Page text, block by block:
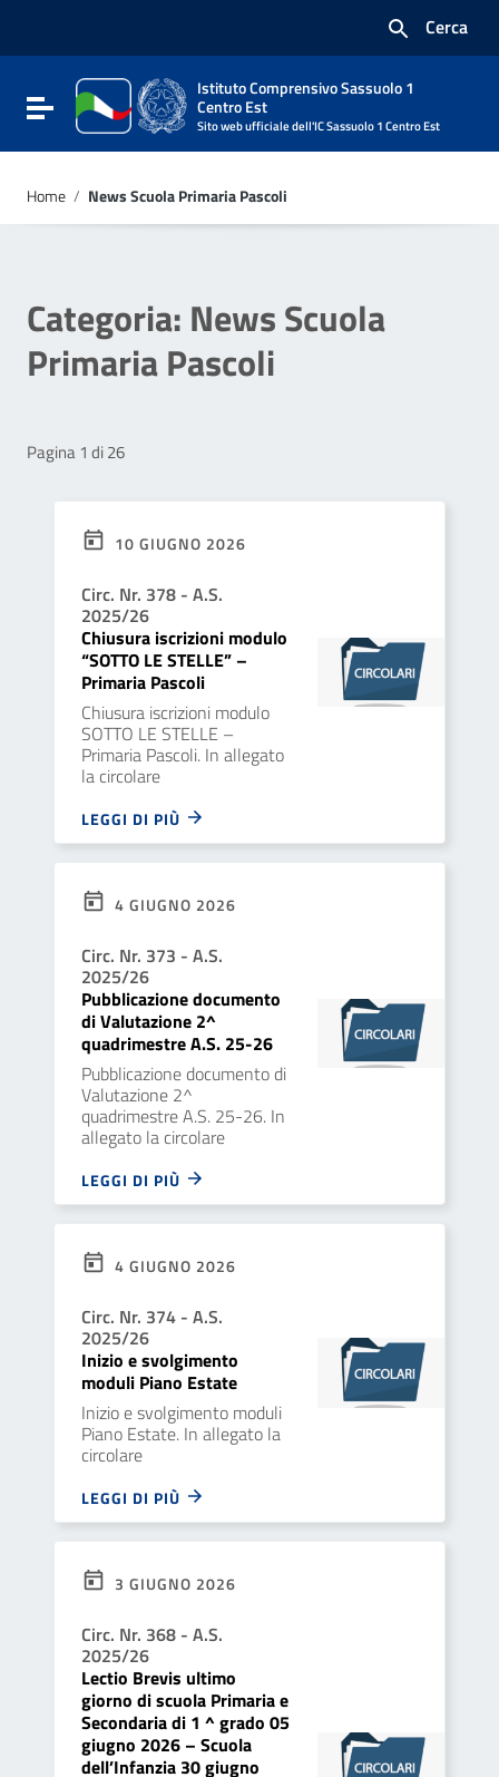
Vai al footer
Cerca
Attiva / disattiva la navigazione
Istituto Comprensivo Sassuolo 1
Centro Est
Sito web ufficiale dell'IC Sassuolo 1 Centro Est
Home / News Scuola Primaria Pascoli
Categoria: News Scuola
Primaria Pascoli
Pagina 1 di 26
10 GIUGNO 2026
Circ. Nr. 378 - A.S.
2025/26
Chiusura iscrizioni modulo
“SOTTO LE STELLE” –
Primaria Pascoli
Chiusura iscrizioni modulo
SOTTO LE STELLE –
Primaria Pascoli. In allegato
la circolare
LEGGI DI PIÙ
4 GIUGNO 2026
Circ. Nr. 373 - A.S.
2025/26
Pubblicazione documento
di Valutazione 2^
quadrimestre A.S. 25-26
Pubblicazione documento di
Valutazione 2^
quadrimestre A.S. 25-26. In
allegato la circolare
LEGGI DI PIÙ
4 GIUGNO 2026
Circ. Nr. 374 - A.S.
2025/26
Inizio e svolgimento
moduli Piano Estate
Inizio e svolgimento moduli
Piano Estate. In allegato la
circolare
LEGGI DI PIÙ
3 GIUGNO 2026
Circ. Nr. 368 - A.S.
2025/26
Lectio Brevis ultimo
giorno di scuola Primaria e
Secondaria di 1 ^ grado 05
giugno 2026 – Scuola
dell’Infanzia 30 giugno